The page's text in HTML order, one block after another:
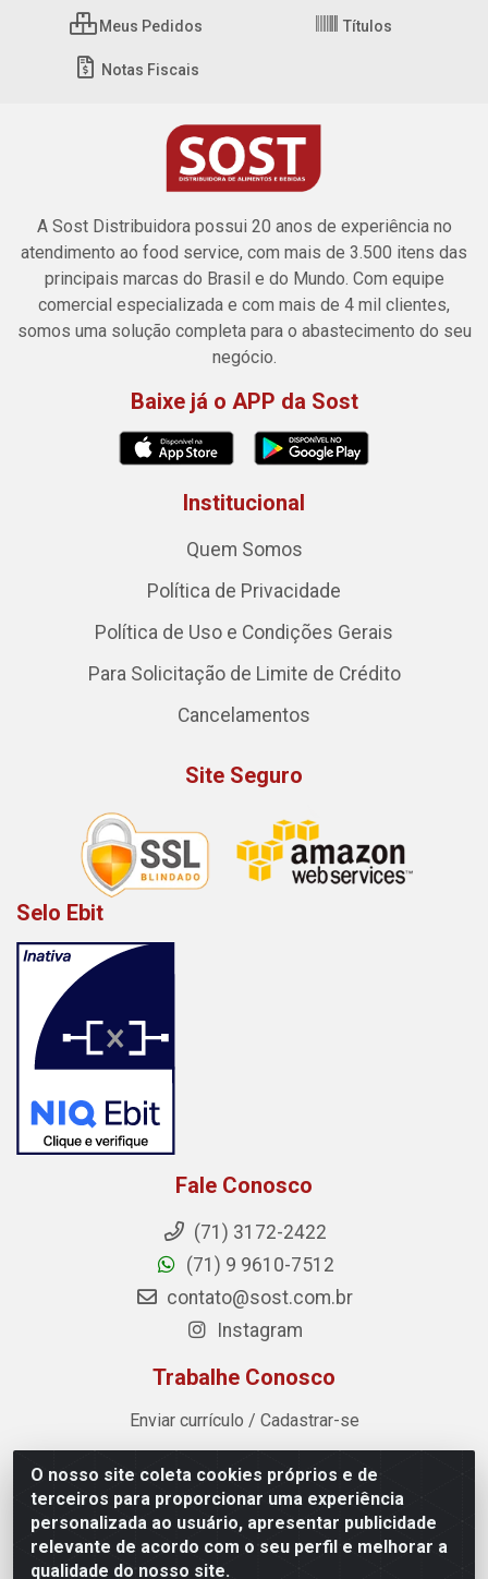
O nosso site coleta cookies próprios e de
terceiros para proporcionar uma experiência
personalizada ao usuário, apresentar publicidade
relevante de acordo com o seu perfil e melhorar a
qualidade do nosso site.
Meus Pedidos Títulos
Notas Fiscais
A Sost Distribuidora possui 20 anos de experiência no
atendimento ao food service, com mais de 3.500 itens das
principais marcas do Brasil e do Mundo. Com equipe
comercial especializada e com mais de 4 mil clientes,
somos uma solução completa para o abastecimento do seu
negócio.
Baixe já o APP da Sost
Institucional
Quem Somos
Política de Privacidade
Política de Uso e Condições Gerais
Para Solicitação de Limite de Crédito
Cancelamentos
Site Seguro
Selo Ebit
Fale Conosco
(71) 3172-2422
(71) 9 9610-7512
contato@sost.com.br
Instagram
Trabalhe Conosco
Enviar currículo / Cadastrar-se
Sost Distribuidora - Rua Cândido Rissut, 254 - Recreio
Ipitanga, Lauro de Freitas/BA - CEP 42.700-590 - CNPJ
07.041.307/0001-80